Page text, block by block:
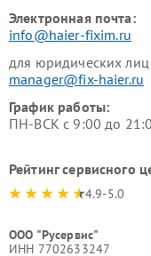
Электронная почта:
info@haier-fixim.ru
для юридических лиц
manager@fix-haier.ru
График работы:
ПН-ВСК с 9:00 до
Рейтинг сервисного
4.9-5.0
ООО "Русервис"
ИНН 7702633247